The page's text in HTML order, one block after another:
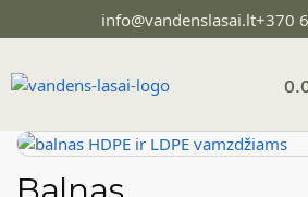
info@vandenslasai.lt+370